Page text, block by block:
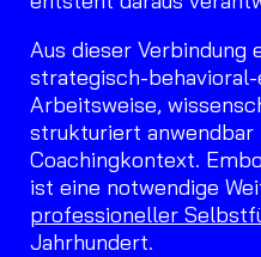
Aus dieser Verbindung
strategisch-
Arbeitsweise,
strukturiert anwendbar
Coachingkontext.
ist eine notwendige
professioneller
Jahrhundert.